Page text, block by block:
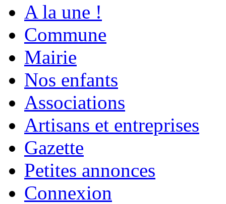
A la une !
Commune
Mairie
Nos enfants
Associations
Artisans et entreprises
Gazette
Petites annonces
Connexion